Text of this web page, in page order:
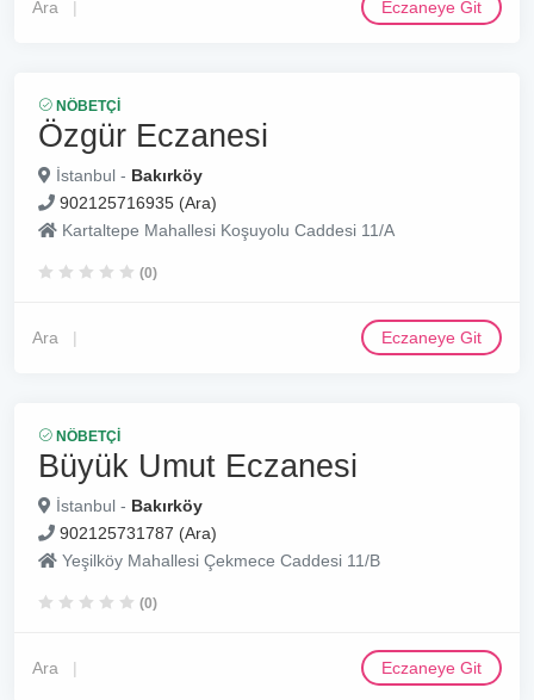
Ara Eczaneye Git
NÖBETÇI
Özgür Eczanesi
İstanbul - Bakırköy
902125716935 (Ara)
Kartaltepe Mahallesi Koşuyolu Caddesi 11/A
(0)
Ara Eczaneye Git
NÖBETÇI
Büyük Umut Eczanesi
İstanbul - Bakırköy
902125731787 (Ara)
Yeşilköy Mahallesi Çekmece Caddesi 11/B
(0)
Ara Eczaneye Git